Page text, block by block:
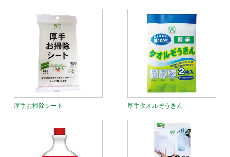
厚手お掃除シート 厚手タオルぞうきん